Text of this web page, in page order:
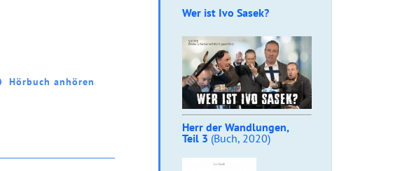
Hörbuch anhören
Wer ist Ivo Sasek?
Herr der Wandlungen,
Teil 3 (Buch, 2020)